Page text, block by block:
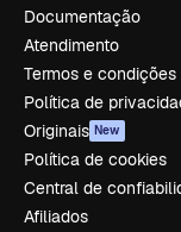
Documentação
Atendimento
Termos e condições
Política de
Originais New
Política de cookies
Central de
Afiliados